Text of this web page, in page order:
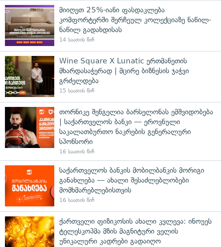
მიიღეთ 25%-იანი ფასდაკლება
კომფორტერში შერჩეულ კოლექციაზე ნაწილ-
ნაწილ გადახდისას
14 საათის წინ
Wine Square X Lunatic ერთმანეთის
მხარდასაჭერად | მცირე ბიზნესის ჯაჭვი
გრძელდება
15 საათის წინ
თორნიკე შენგელია ბარსელონას ემშვიდობება
| საქართველოს ბანკი — ეროვნული
საკალათბურთო ნაკრების გენერალური
სპონსორი
16 საათის წინ
საქართველოს ბანკის მობილბანკის მორიგი
განახლება — ახალი შესაძლებლობები
მომხმარებლებისთვის
16 საათის წინ
ქართველი ფიზიკოსის ახალი კვლევა: ინოუეს
ტელესკოპმა მზის მაგნიტური ველის
უნიკალური კადრები გადაიღო